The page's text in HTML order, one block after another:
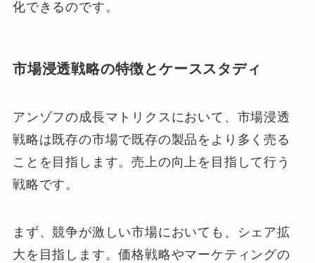
化できるのです。
市場浸透戦略の特徴とケーススタディ
アンゾフの成長マトリクスにおいて、市場浸透
戦略は既存の市場で既存の製品をより多く売る
ことを目指します。売上の向上を目指して行う
戦略です。
まず、競争が激しい市場においても、シェア拡
大を目指します。価格戦略やマーケティングの